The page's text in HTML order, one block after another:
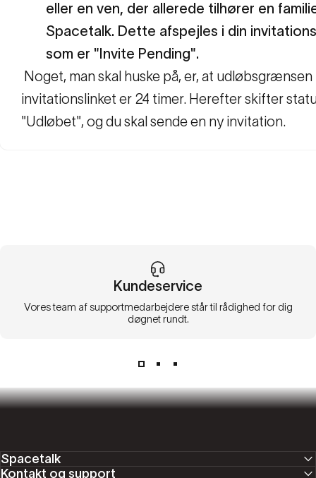
eller en ven, der allerede tilhører en
Spacetalk. Dette afspejles i din
som er "Invite Pending".
Noget, man skal huske på, er, at
invitationslinket er 24 timer. Herefter skifter
"Udløbet", og du skal sende en ny invitation.
Kundeservice
Vores team af supportmedarbejdere står til rådighed for dig
døgnet rundt.
Spacetalk
Kontakt og support